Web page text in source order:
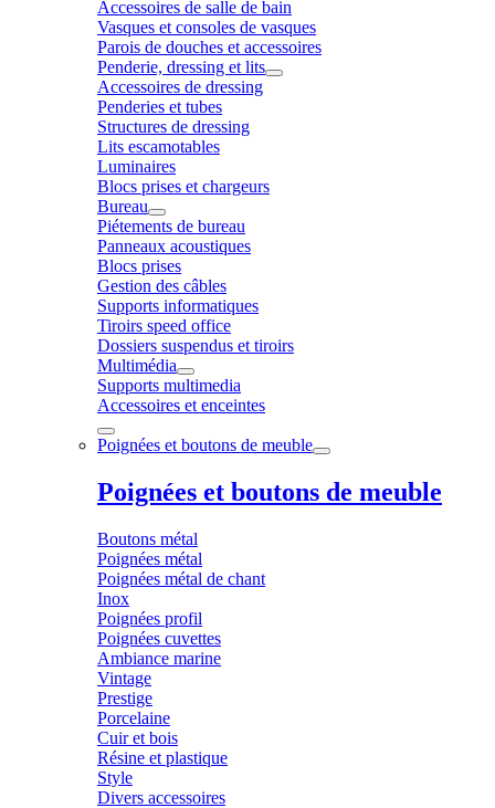
Accessoires de salle de bain
Vasques et consoles de vasques
Parois de douches et accessoires
Penderie, dressing et lits
Accessoires de dressing
Penderies et tubes
Structures de dressing
Lits escamotables
Luminaires
Blocs prises et chargeurs
Bureau
Piétements de bureau
Panneaux acoustiques
Blocs prises
Gestion des câbles
Supports informatiques
Tiroirs speed office
Dossiers suspendus et tiroirs
Multimédia
Supports multimedia
Accessoires et enceintes
Poignées et boutons de meuble
Poignées et boutons de meuble
Boutons métal
Poignées métal
Poignées métal de chant
Inox
Poignées profil
Poignées cuvettes
Ambiance marine
Vintage
Prestige
Porcelaine
Cuir et bois
Résine et plastique
Style
Divers accessoires